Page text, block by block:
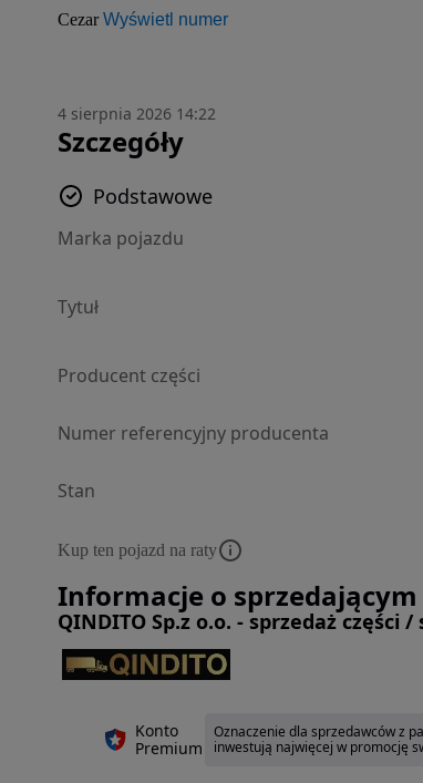
Cezar Wyświetl numer
4 sierpnia 2026 14:22
Szczegóły
Podstawowe
Marka pojazdu
Tytuł
Producent części
Numer referencyjny producenta
Stan
Kup ten pojazd na raty
Informacje o sprzedającym
QINDITO Sp.z o.o. - sprzedaż
Konto
Premium
Oznaczenie dla sprzedawców z
inwestują najwięcej w promocję